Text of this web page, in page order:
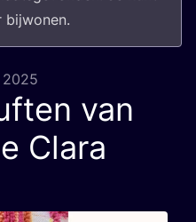
bijwonen.
van
Clara